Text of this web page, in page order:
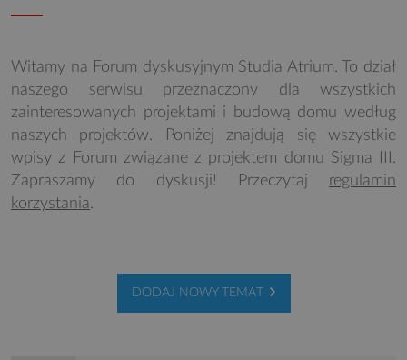
Witamy na Forum dyskusyjnym Studia Atrium. To dział
naszego serwisu przeznaczony dla wszystkich
zainteresowanych projektami i budową domu według
naszych projektów. Poniżej znajdują się wszystkie
wpisy z Forum związane z projektem domu Sigma III.
Zapraszamy do dyskusji! Przeczytaj regulamin
korzystania.
DODAJ NOWY TEMAT